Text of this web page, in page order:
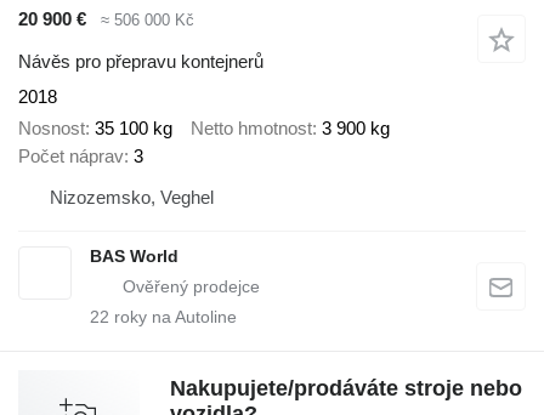
20 900 €
≈ 506 000 Kč
Návěs pro přepravu kontejnerů
2018
Nosnost 35 100 kg Netto hmotnost 3 900 kg
Počet náprav 3
Nizozemsko, Veghel
BAS World
22 roky na Autoline
Nakupujete/prodáváte stroje nebo